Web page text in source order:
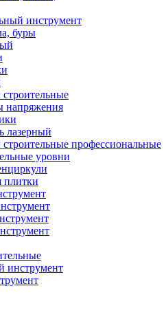
инструмент
буры
напряжения
лазерный
профессиональные
уровни
плитки
инструмент